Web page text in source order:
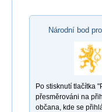
Národní bod
Po stisknutí tlačítka
přesměrováni na
občana, kde se